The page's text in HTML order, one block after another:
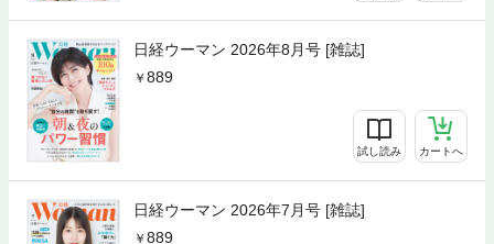
日経ウーマン 2026年8月号 [雑誌]
889
試し読み カートへ
日経ウーマン 2026年7月号 [雑誌]
889